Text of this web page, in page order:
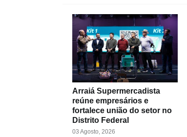
Arraiá Supermercadista
reúne empresários e
fortalece união do setor no
Distrito Federal
03 Agosto, 2026